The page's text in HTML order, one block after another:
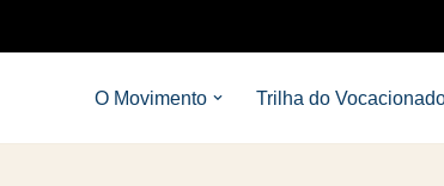
O Movimento Trilha do